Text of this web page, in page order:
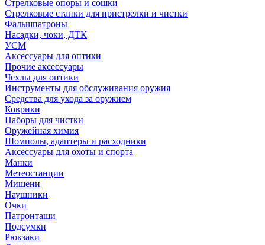
Стрелковые опоры и сошки
Стрелковые станки для пристрелки и чистки
Фальшпатроны
Насадки, чоки, ДТК
УСМ
Аксессуары для оптики
Прочие аксессуары
Чехлы для оптики
Инструменты для обслуживания оружия
Средства для ухода за оружием
Коврики
Наборы для чистки
Оружейная химия
Шомполы, адаптеры и расходники
Аксессуары для охоты и спорта
Манки
Метеостанции
Мишени
Наушники
Очки
Патронташи
Подсумки
Рюкзаки